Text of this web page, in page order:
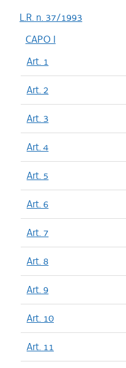
L.R. n. 37/1993
CAPO I
Art. 1
Art. 2
Art. 3
Art. 4
Art. 5
Art. 6
Art. 7
Art. 8
Art. 9
Art. 10
Art. 11